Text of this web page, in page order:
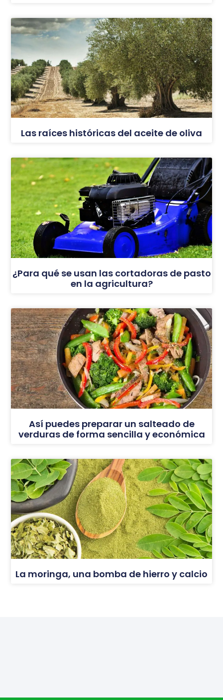
Las raíces históricas del aceite de oliva
¿Para qué se usan las cortadoras de pasto
en la agricultura?
Así puedes preparar un salteado de
verduras de forma sencilla y económica
La moringa, una bomba de hierro y calcio